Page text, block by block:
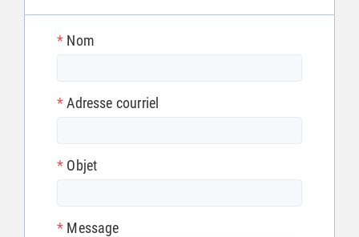
* Nom
*Adresse courriel
* Objet
* Message